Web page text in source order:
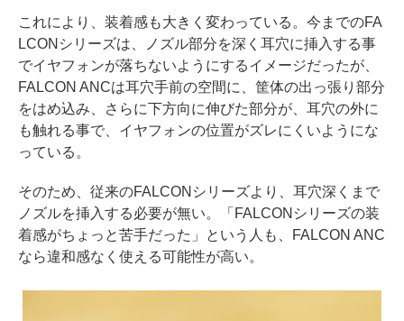
これにより、装着感も大きく変わっている。今までのFA
LCONシリーズは、ノズル部分を深く耳穴に挿入する事
でイヤフォンが落ちないようにするイメージだったが、
FALCON ANCは耳穴手前の空間に、筐体の出っ張り部分
をはめ込み、さらに下方向に伸びた部分が、耳穴の外に
も触れる事で、イヤフォンの位置がズレにくいようにな
っている。
そのため、従来のFALCONシリーズより、耳穴深くまで
ノズルを挿入する必要が無い。「FALCONシリーズの装
着感がちょっと苦手だった」という人も、FALCON ANC
なら違和感なく使える可能性が高い。